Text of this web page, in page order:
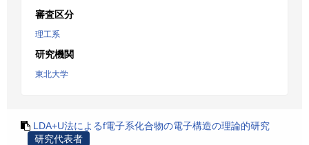
審査区分
理工系
研究機関
東北大学
LDA+U法によるf電子系化合物の電子構造の理論的研究
研究代表者